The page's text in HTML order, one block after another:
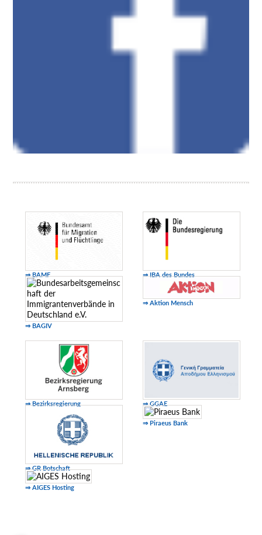
⇒ BAMF ⇒ IBA des Bundes
⇒ BAGIV
⇒ Aktion Mensch
⇒ Bezirksregierung ⇒ GGAE
⇒ GR Botschaft
⇒ Piraeus Bank
⇒ AIGES Hosting